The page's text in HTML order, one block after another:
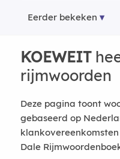
Eerder bekeken
KOEWEIT
rijmwoorden
Deze pagina toont
gebaseerd op
Dale